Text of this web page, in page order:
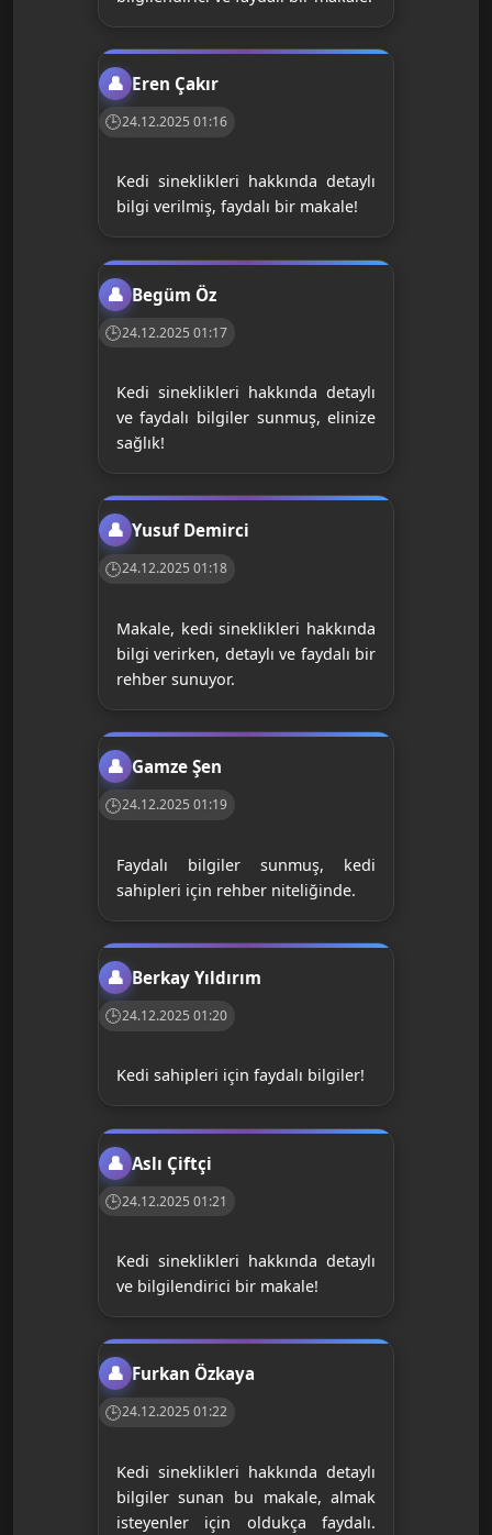
Eren Çakır
24.12.2025 01:16
Kedi sineklikleri hakkında detaylı
bilgi verilmiş, faydalı bir makale!
Begüm Öz
24.12.2025 01:17
Kedi sineklikleri hakkında detaylı
ve faydalı bilgiler sunmuş, elinize
sağlık!
Yusuf Demirci
24.12.2025 01:18
Makale, kedi sineklikleri hakkında
bilgi verirken, detaylı ve faydalı bir
rehber sunuyor.
Gamze Şen
24.12.2025 01:19
Faydalı bilgiler sunmuş, kedi
sahipleri için rehber niteliğinde.
Berkay Yıldırım
24.12.2025 01:20
Kedi sahipleri için faydalı bilgiler!
Aslı Çiftçi
24.12.2025 01:21
Kedi sineklikleri hakkında detaylı
ve bilgilendirici bir makale!
Furkan Özkaya
24.12.2025 01:22
Kedi sineklikleri hakkında detaylı
bilgiler sunan bu makale, almak
isteyenler için oldukça faydalı.